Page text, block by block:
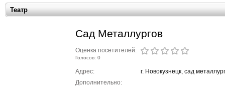
Театр
Сад Металлургов
Оценка посетителей:
Голосов: 0
Адрес:
г. Новокузнецк, сад
Дополнительно: